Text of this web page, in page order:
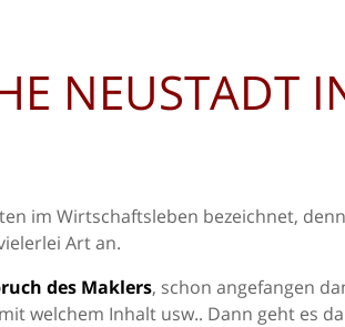
NEUSTADT
im Wirtschaftsleben bezeichnet,
Art an.
des Maklers, schon angefangen
welchem Inhalt usw.. Dann geht es